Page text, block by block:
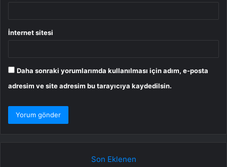
İnternet sitesi
Daha sonraki yorumlarımda kullanılması için adım, e-posta
adresim ve site adresim bu tarayıcıya kaydedilsin.
Son Eklenen